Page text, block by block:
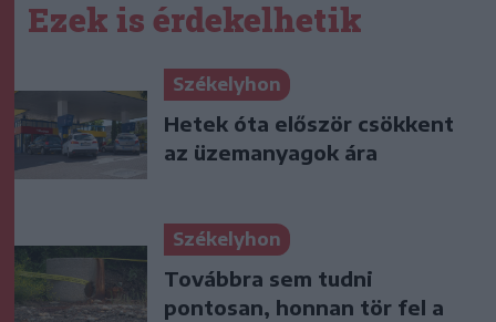
Ezek is érdekelhetik
Székelyhon
Hetek óta először csökkent
az üzemanyagok ára
Székelyhon
Továbbra sem tudni
pontosan, honnan tör fel a